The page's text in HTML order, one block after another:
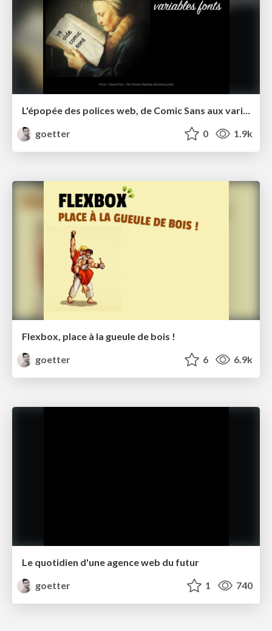
goetter
0 1.9k
Flexbox, place à la gueule de bois !
goetter
6 6.9k
Le quotidien d'une agence web du futur
goetter
1 740